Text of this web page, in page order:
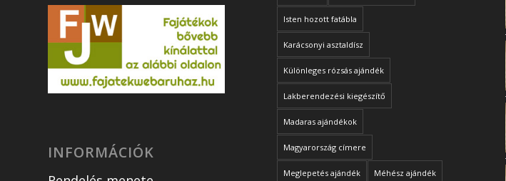
INFORMÁCIÓK
Isten hozott fatábla
Karácsonyi asztaldísz
Különleges rózsás ajándék
Lakberendezési kiegészítő
Madaras ajándékok
Magyarország címere
Meglepetés ajándék Méhész ajándék